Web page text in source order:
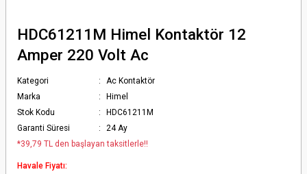
HDC61211M Himel Kontaktör 12
Amper 220 Volt Ac
Kategori
Ac Kontaktör
Marka
Himel
Stok Kodu
HDC61211M
Garanti Süresi
24 Ay
*39,79 TL den başlayan taksitlerle!!
Havale Fiyatı: